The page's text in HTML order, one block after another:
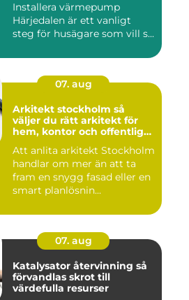
Installera värmepump
Härjedalen är ett vanligt
steg för husägare som vill s...
07. aug
Arkitekt stockholm så
väljer du rätt arkitekt för
hem, kontor och offentlig
Att anlita arkitekt Stockholm
handlar om mer än att ta
fram en snygg fasad eller en
smart planlösnin...
07. aug
Katalysator återvinning så
förvandlas skrot till
värdefulla resurser